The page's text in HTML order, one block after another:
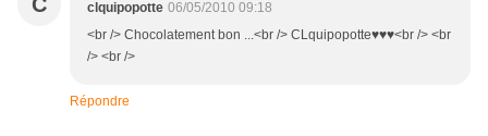
clquipopotte 06/05/2010 09:18
<br /> Chocolatement bon ...<br /> CLquipopotte♥♥♥<br /> <br
/> <br />
Répondre